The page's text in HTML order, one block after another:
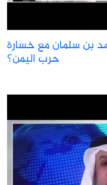
بن سلمان مع خسارة
حرب اليمن؟